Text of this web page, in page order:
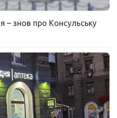
– знов про Консульську